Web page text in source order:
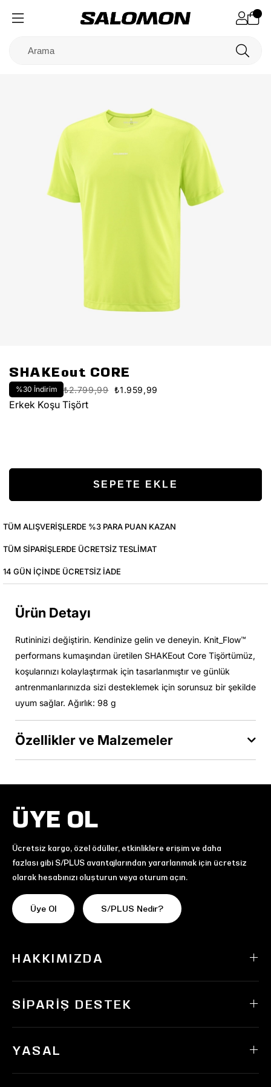
SHAKEout CORE
%30 İndirim ₺2.799,99 ₺1.959,99
Erkek Koşu Tişört
TÜM ALIŞVERIŞLERDE %3 PARA PUAN KAZAN
TÜM SIPARIŞLERDE ÜCRETSIZ TESLIMAT
14 GÜN IÇINDE ÜCRETSIZ IADE
Ürün Detayı
Rutininizi değiştirin. Kendinize gelin ve deneyin. Knit_Flow™
performans kumaşından üretilen SHAKEout Core Tişörtümüz,
koşularınızı kolaylaştırmak için tasarlanmıştır ve günlük
antrenmanlarınızda sizi desteklemek için sorunsuz bir şekilde
uyum sağlar. Ağırlık: 98 g
Özellikler ve Malzemeler
ÜYE OL
Ücretsiz kargo, özel ödüller, etkinliklere erişim ve daha
fazlası gibi S/PLUS avantajlarından yararlanmak için ücretsiz
olarak hesabınızı oluşturun veya oturum açın.
Üye Ol S/PLUS Nedir?
HAKKIMIZDA
SIPARIŞ DESTEK
YASAL